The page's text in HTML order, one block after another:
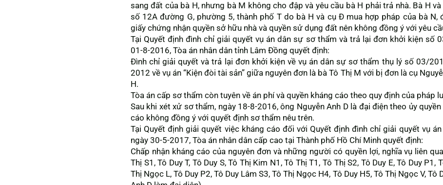
sang đất của bà H, nhưng bà M không cho đập và yêu cầu bà H phải trả nhà. Bà H
số 12A đường G, phường 5, thành phố T do bà H và cụ Đ mua hợp pháp của bà
giấy chứng nhận quyền sở hữu nhà và quyền sử dụng đất nên không đồng ý với yêu
Tại Quyết định đình chỉ giải quyết vụ án dân sự sơ thẩm và trả lại đơn khởi kiện số
01-8-2016, Tòa án nhân dân tỉnh Lâm Đồng quyết định:
Đình chỉ giải quyết và trả lại đơn khởi kiện về vụ án dân sự sơ thẩm thụ lý số 03/
2012 về vụ án “Kiện đòi tài sản” giữa nguyên đơn là bà Tô Thị M với bị đơn là cụ
H.
Tòa án cấp sơ thẩm còn tuyên về án phí và quyền kháng cáo theo quy định của pháp
Sau khi xét xử sơ thẩm, ngày 18-8-2016, ông Nguyễn Anh D là đại điện theo ủy
cáo không đồng ý với quyết định sơ thẩm nêu trên.
Tại Quyết định giải quyết việc kháng cáo đối với Quyết định đình chỉ giải quyết vụ
ngày 30-5-2017, Tòa án nhân dân cấp cao tại Thành phố Hồ Chí Minh quyết định:
Chấp nhận kháng cáo của nguyên đơn và những người có quyền lợi, nghĩa vụ liên
Thị S1, Tô Duy T, Tô Duy S, Tô Thị Kim N1, Tô Thị T1, Tô Thị S2, Tô Duy E, Tô Duy P1,
Thị Ngọc L, Tô Duy P2, Tô Duy Lâm S3, Tô Thị Ngọc H4, Tô Duy H5, Tô Thị Ngọc V, Tô